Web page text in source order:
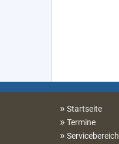
Startseite
Termine
Servicebereich